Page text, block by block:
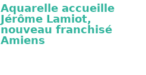
Aquarelle accueille
Jérôme Lamiot,
nouveau franchisé
Amiens